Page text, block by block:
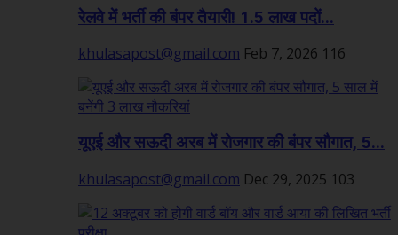
रेलवे में भर्ती की बंपर तैयारी! 1.5 लाख पदों...
khulasapost@gmail.com Feb 7, 2026 116
यूएई और सऊदी अरब में रोजगार की बंपर सौगात, 5...
khulasapost@gmail.com Dec 29, 2025 103